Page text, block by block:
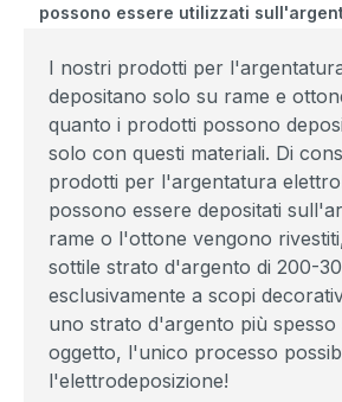
possono essere utilizzati
I nostri prodotti per
depositano solo su rame e
quanto i prodotti possono
solo con questi materiali. Di
prodotti per l'argentatura
possono essere depositati
rame o l'ottone vengono
sottile strato d'argento di 200-
esclusivamente a scopi
uno strato d'argento più
oggetto, l'unico processo
l'elettrodeposizione!